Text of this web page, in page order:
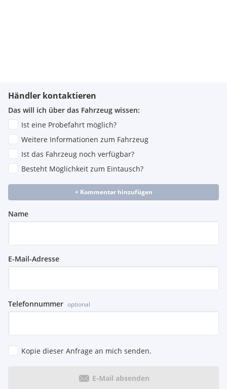
Händler kontaktieren
Das will ich über das Fahrzeug wissen:
Ist eine Probefahrt möglich?
Weitere Informationen zum Fahrzeug
Ist das Fahrzeug noch verfügbar?
Besteht Möglichkeit zum Eintausch?
+ Kommentar hinzufügen
Name
E-Mail-Adresse
Telefonnummer optional
Kopie dieser Anfrage an mich senden.
E-Mail absenden